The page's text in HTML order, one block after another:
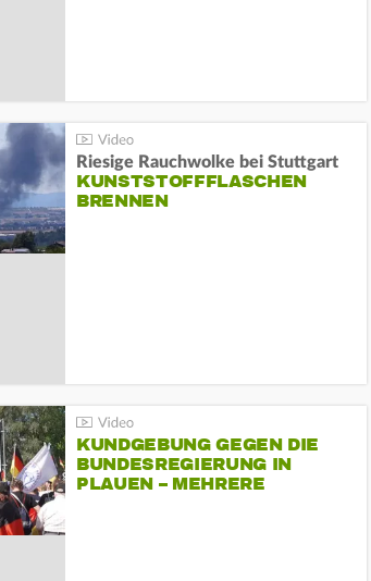
Riesige Rauchwolke bei Stuttgart
KUNSTSTOFFFLASCHEN
BRENNEN
KUNDGEBUNG GEGEN DIE
BUNDESREGIERUNG IN
PLAUEN – MEHRERE